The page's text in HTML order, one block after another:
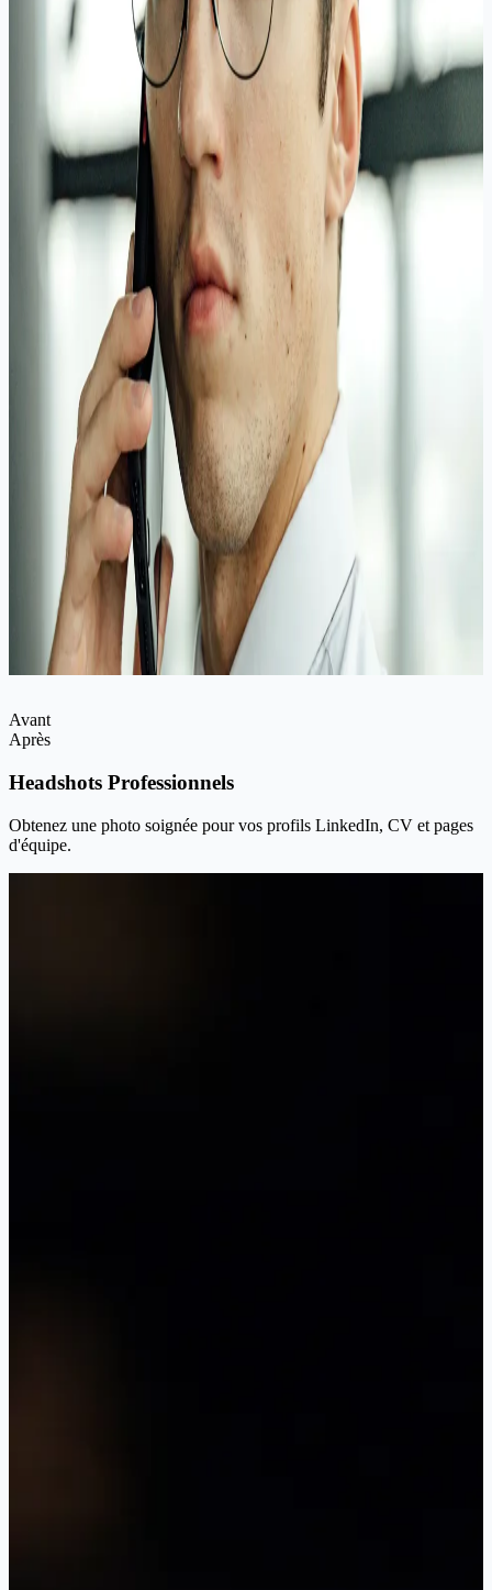
Avant
Après
Headshots Professionnels
Obtenez une photo soignée pour vos profils LinkedIn, CV et pages
d'équipe.